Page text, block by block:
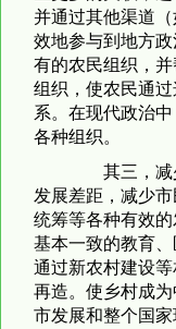
并通过其他渠道
效地参与到地方
有的农民组织，
组织，使农民通
系。在现代政治
各种组织。
其三，减少
发展差距，减少
统筹等各种有效
基本一致的教育
通过新农村建设
再造。使乡村成
市发展和整个国